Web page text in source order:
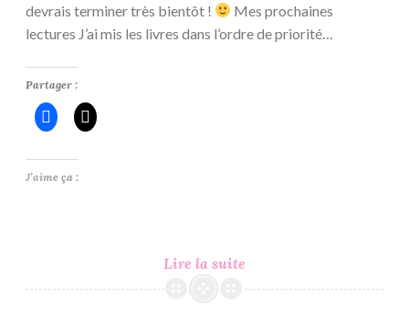
devrais terminer très bientôt !
Mes prochaines
lectures J’ai mis les livres dans l’ordre de priorité…
Lire la suite
Lundi,
Partager :
J’aime ça :